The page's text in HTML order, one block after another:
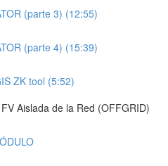
(parte 3) (12:55)
(parte 4) (15:39)
ZK tool (5:52)
Aislada de la Red (OFFGRID)